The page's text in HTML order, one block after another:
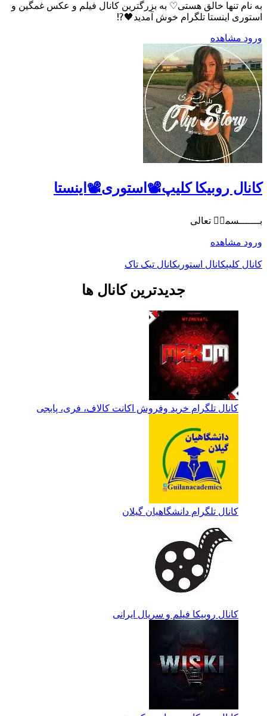
به نام تنها خالق هستی♡ به بزرگترین کانال فیلم و عکس غمگین و
استوری اینستا تلگرام خوش آمدید🖤⁉️
ورود مشاهده
کانال روبیکا کلیپ📽استوری📽اینستا
بـــــــسمةٖ تعالی
ورود مشاهده
کانال کلیپکانال استوریکانال تیک تاک
جدیدترین کانال ها
کانال تلگرام خرید وفروش اکانت کالاف، فری، پابجی
کانال تلگرام دانشگاهیان گیلان
کانال روبیکا فیلم و سریال ایرانی